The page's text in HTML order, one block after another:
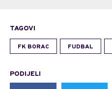
TAGOVI
FK BORAC FUDBAL
PODIJELI